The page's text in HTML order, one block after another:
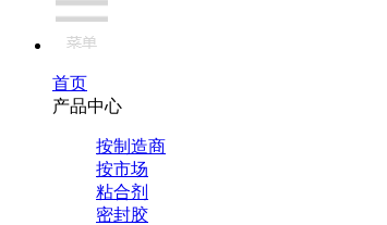
首页
产品中心
按制造商
按市场
粘合剂
密封胶